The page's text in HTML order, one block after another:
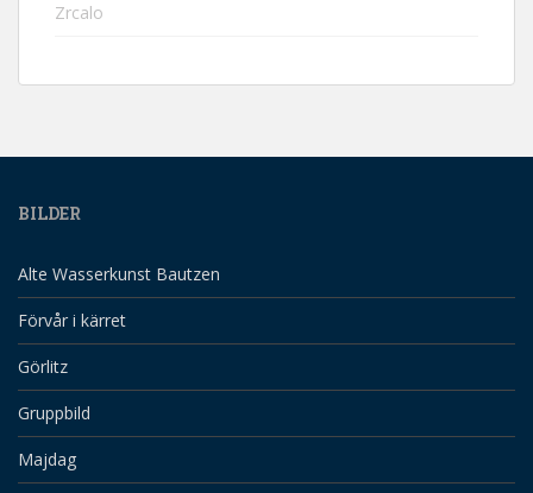
Zrcalo
BILDER
Alte Wasserkunst Bautzen
Förvår i kärret
Görlitz
Gruppbild
Majdag